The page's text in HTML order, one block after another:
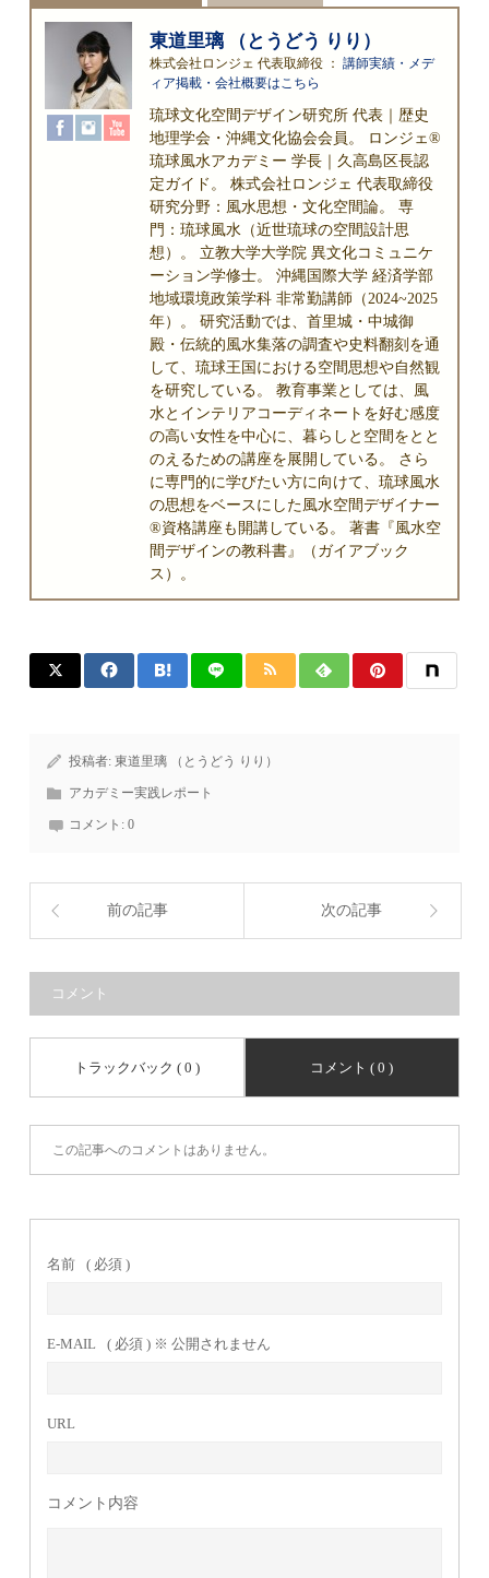
東道里璃 （とうどう りり）
株式会社ロンジェ 代表取締役 ：講師実績・メデ
ィア掲載・会社概要はこちら
琉球文化空間デザイン研究所 代表｜歴史
地理学会・沖縄文化協会会員。 ロンジェ®
琉球風水アカデミー 学長｜久高島区長認
定ガイド。 株式会社ロンジェ 代表取締役
研究分野：風水思想・文化空間論。 専
門：琉球風水（近世琉球の空間設計思
想）。 立教大学大学院 異文化コミュニケ
ーション学修士。 沖縄国際大学 経済学部
地域環境政策学科 非常勤講師（2024~2025
年）。 研究活動では、首里城・中城御
殿・伝統的風水集落の調査や史料翻刻を通
して、琉球王国における空間思想や自然観
を研究している。 教育事業としては、風
水とインテリアコーディネートを好む感度
の高い女性を中心に、暮らしと空間をとと
のえるための講座を展開している。 さら
に専門的に学びたい方に向けて、琉球風水
の思想をベースにした風水空間デザイナー
®資格講座も開講している。 著書『風水空
間デザインの教科書』（ガイアブック
ス）。
投稿者:東道里璃 （とうどう りり）
アカデミー実践レポート
コメント:0
前の記事 次の記事
コメント
トラックバック ( 0 ) コメント ( 0 )
この記事へのコメントはありません。
名前 ( 必須 )
E-MAIL ( 必須 ) ※ 公開されません
URL
コメント内容